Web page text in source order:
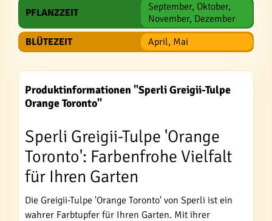
PFLANZZEIT
September, Oktober,
November, Dezember
BLÜTEZEIT
April, Mai
Produktinformationen "Sperli Greigii-Tulpe
Orange Toronto"
Sperli Greigii-Tulpe 'Orange
Toronto': Farbenfrohe Vielfalt
für Ihren Garten
Die Greigii-Tulpe 'Orange Toronto' von Sperli ist ein
wahrer Farbtupfer für Ihren Garten. Mit ihrer